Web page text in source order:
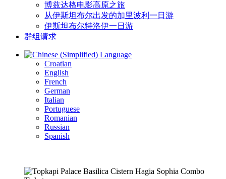
博兹达格电影高原之旅
从伊斯坦布尔出发的加里波利一日游
伊斯坦布尔特洛伊一日游
群组请求
Language
Croatian
English
French
German
Italian
Portuguese
Romanian
Russian
Spanish